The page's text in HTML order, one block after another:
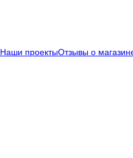
Наши проектыОтзывы о